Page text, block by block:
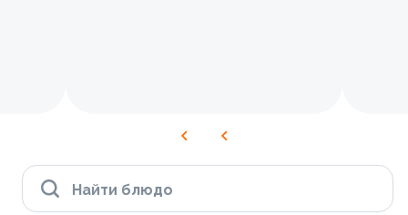
Найти блюдо